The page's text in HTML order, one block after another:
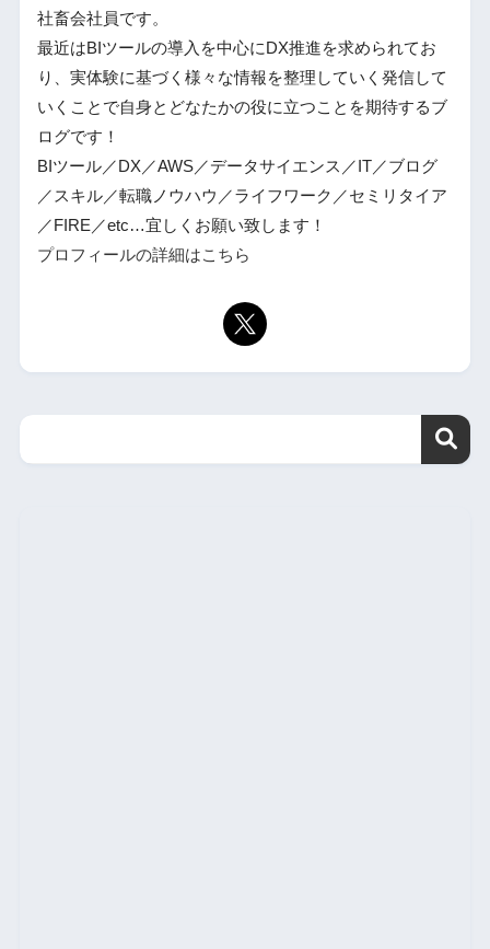
社畜会社員です。
最近はBIツールの導入を中心にDX推進を求められてお
り、実体験に基づく様々な情報を整理していく発信して
いくことで自身とどなたかの役に立つことを期待するブ
ログです！
BIツール／DX／AWS／データサイエンス／IT／ブログ
／スキル／転職ノウハウ／ライフワーク／セミリタイア
／FIRE／etc…宜しくお願い致します！
プロフィールの詳細はこちら